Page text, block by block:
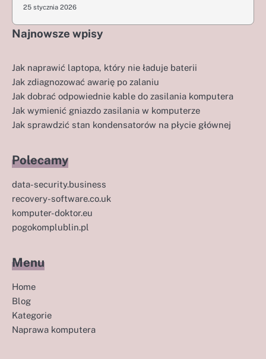
25 stycznia 2026
Najnowsze wpisy
Jak naprawić laptopa, który nie ładuje baterii
Jak zdiagnozować awarię po zalaniu
Jak dobrać odpowiednie kable do zasilania komputera
Jak wymienić gniazdo zasilania w komputerze
Jak sprawdzić stan kondensatorów na płycie głównej
Polecamy
data-security.business
recovery-software.co.uk
komputer-doktor.eu
pogokomplublin.pl
Menu
Home
Blog
Kategorie
Naprawa komputera